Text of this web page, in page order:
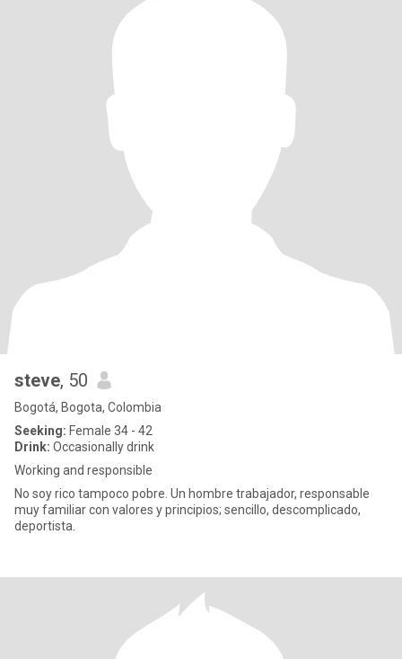
steve, 50
Bogotá, Bogota, Colombia
Seeking: Female 34 - 42
Drink: Occasionally drink
Working and responsible
No soy rico tampoco pobre. Un hombre trabajador, responsable
muy familiar con valores y principios; sencillo, descomplicado,
deportista.